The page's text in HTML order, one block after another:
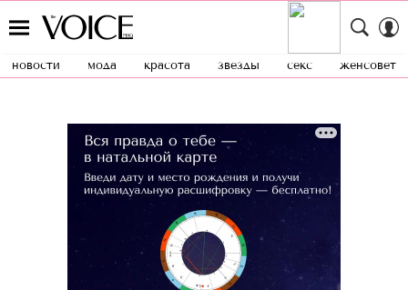
новости мода красота звезды секс женсовет